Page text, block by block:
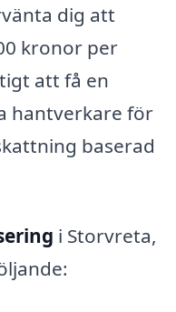
dig att
kronor per
att få en
hantverkare för
baserad
i Storvreta,